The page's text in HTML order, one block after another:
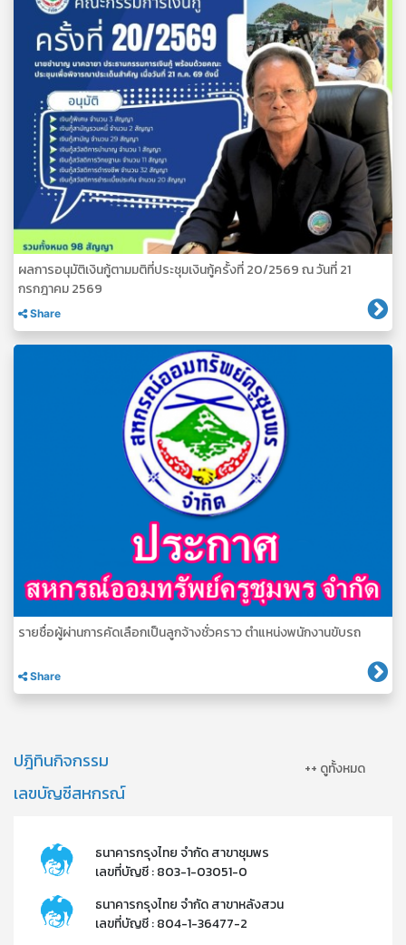
ผลการอนุมัติเงินกู้ตามมติที่ประชุมเงินกู้ครั้งที่ 20/2569 ณ วันที่ 21
กรกฎาคม 2569
Share
รายชื่อผู้ผ่านการคัดเลือกเป็นลูกจ้างชั่วคราว ตำแหน่งพนักงานขับรถ
Share
ปฎิทินกิจกรรม ++ ดูทั้งหมด
เลขบัญชีสหกรณ์
ธนาคารกรุงไทย จำกัด สาขาชุมพร
เลขที่บัญชี : 803-1-03051-0
ธนาคารกรุงไทย จำกัด สาขาหลังสวน
เลขที่บัญชี : 804-1-36477-2​